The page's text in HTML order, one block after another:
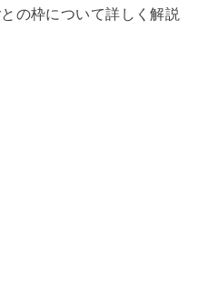
の枠について詳しく解説